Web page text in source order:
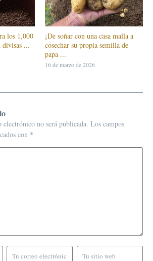
los 1,000
divisas ...
¡De soñar con una casa malla a
cosechar su propia semilla de
papa ...
16 de marzo de 2026
no será publicada. Los campos
con *